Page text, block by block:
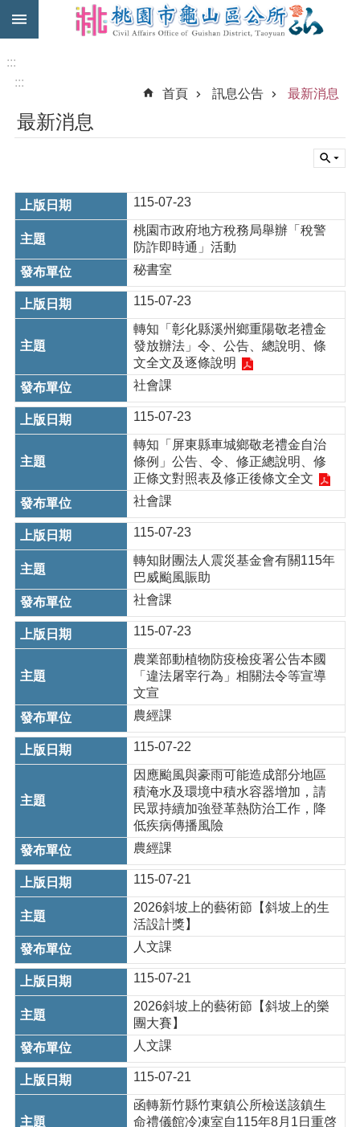
跳到主要內容區塊
市
民
進
階
尋
本
介
訊
息
公
活
便
民
資
訊
機
關
通
訊
關
資
料
首
頁
網
站
導
覽
市
政
信
箱
見
問
題
桃
園
市
:::
:::
首頁
訊息公告 最新消息
最新消息
115-07-23
桃園市政府地方稅務局舉辦「稅警
防詐即時通」活動
秘書室
115-07-23
轉知「彰化縣溪州鄉重陽敬老禮金
發放辦法」令、公告、總說明、條
文全文及逐條說明
社會課
115-07-23
轉知「屏東縣車城鄉敬老禮金自治
條例」公告、令、修正總說明、修
正條文對照表及修正後條文全文
社會課
115-07-23
轉知財團法人震災基金會有關115年
巴威颱風賑助
社會課
115-07-23
農業部動植物防疫檢疫署公告本國
「違法屠宰行為」相關法令等宣導
文宣
農經課
115-07-22
因應颱風與豪雨可能造成部分地區
積淹水及環境中積水容器增加，請
民眾持續加強登革熱防治工作，降
低疾病傳播風險
農經課
115-07-21
2026斜坡上的藝術節【斜坡上的生
活設計獎】
人文課
115-07-21
2026斜坡上的藝術節【斜坡上的樂
團大賽】
人文課
115-07-21
函轉新竹縣竹東鎮公所檢送該鎮生
命禮儀館冷凍室自115年8月1日重啓